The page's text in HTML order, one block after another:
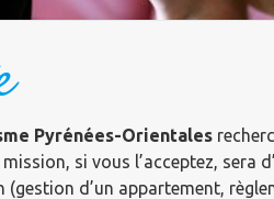
Pyrénées-Orientales
si vous l’acceptez, sera
(gestion d’un appartement,